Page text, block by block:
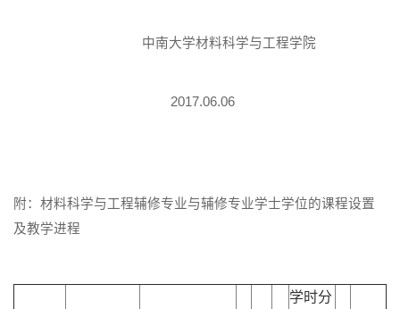
中南大学材料科学与工程学院
2017.06.06
附：材料科学与工程辅修专业与辅修专业学士学位的课程设置
及教学进程
学时分